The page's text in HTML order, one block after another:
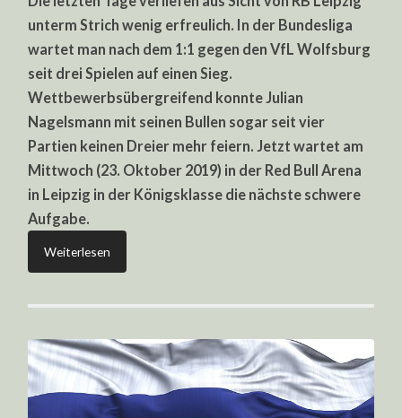
SCHLAGEN
DIE
ST.
unterm Strich wenig erfreulich. In der Bundesliga
wartet man nach dem 1:1 gegen den VfL Wolfsburg
seit drei Spielen auf einen Sieg.
Wettbewerbsübergreifend konnte Julian
Nagelsmann mit seinen Bullen sogar seit vier
Partien keinen Dreier mehr feiern. Jetzt wartet am
Mittwoch (23. Oktober 2019) in der Red Bull Arena
in Leipzig in der Königsklasse die nächste schwere
Aufgabe.
Weiterlesen